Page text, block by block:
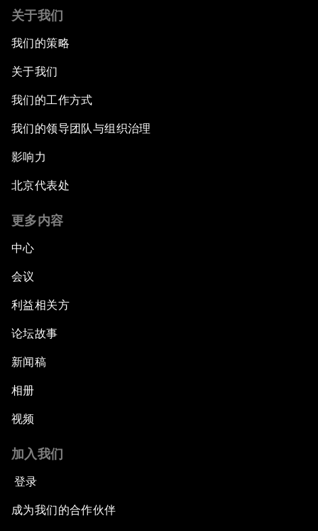
关于我们
我们的策略
关于我们
我们的工作方式
我们的领导团队与组织治理
影响力
北京代表处
更多内容
中心
会议
利益相关方
论坛故事
新闻稿
相册
视频
加入我们
登录
成为我们的合作伙伴